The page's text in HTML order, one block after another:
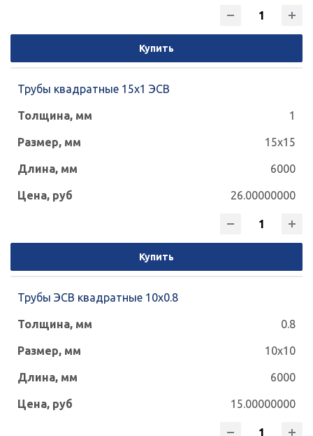
Купить
Трубы квадратные 15х1 ЭСВ
1
15x15
6000
26.00000000
Купить
Трубы ЭСВ квадратные 10х0.8
0.8
10x10
6000
15.00000000